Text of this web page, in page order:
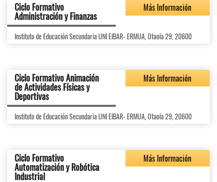
Ciclo Formativo
Administración y Finanzas
Más Información
Instituto de Educación Secundaria UNI EIBAR- ERMUA, Otaola 29, 20600
Ciclo Formativo Animación
de Actividades Físicas y
Deportivas
Más Información
Instituto de Educación Secundaria UNI EIBAR- ERMUA, Otaola 29, 20600
Ciclo Formativo
Automatización y Robótica
Industrial
Más Información